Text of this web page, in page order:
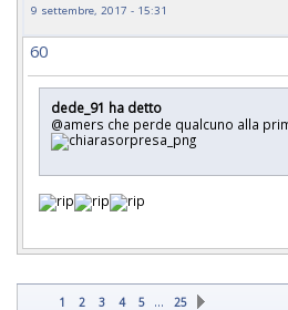
9 settembre, 2017 - 15:31
60
dede_91 ha detto
@amers che perde qualcuno alla
1 2 3 4 5 … 25